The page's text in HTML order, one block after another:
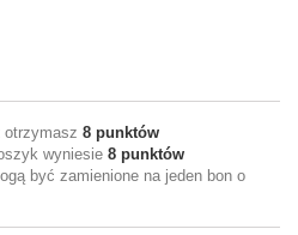
otrzymasz 8 punktów
wyniesie 8 punktów
być zamienione na jeden bon o